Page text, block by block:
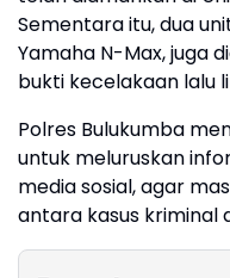
Sementara itu, dua
Yamaha N-Max, juga
bukti kecelakaan lalu
Polres Bulukumba
untuk meluruskan
media sosial, agar
antara kasus kriminal